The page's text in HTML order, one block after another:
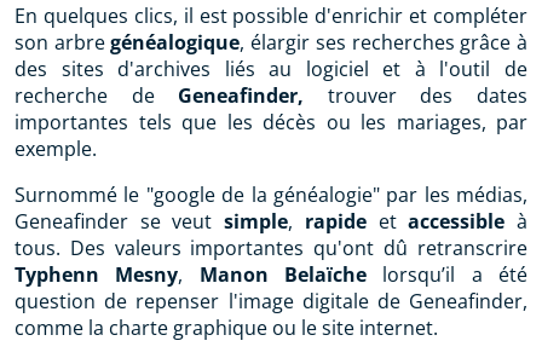
En quelques clics, il est possible d'enrichir et compléter
son arbregénéalogique, élargir ses recherches grâce à
des sites d'archives liés au logiciel et à l'outil de
recherche de Geneafinder, trouver des dates
importantes tels que les décès ou les mariages, par
exemple.
Surnommé le "google de la généalogie" par les médias,
Geneafinder se veutsimple, rapideetaccessible à
tous. Des valeurs importantes qu'ont dû retranscrire
Typhenn Mesny, Manon Belaïche lorsqu’il a été
question de repenser l'image digitale de Geneafinder,
comme la charte graphique ou le site internet.